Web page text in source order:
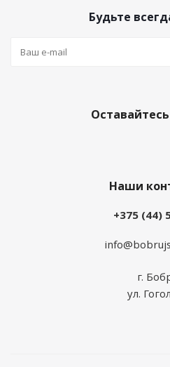
Будьте
Наши
+375 (44)
г.
ул.